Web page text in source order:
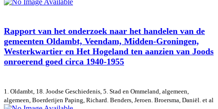
Rapport van het onderzoek naar het handelen van de
gemeenten Oldambt, Veendam, Midden-Groningen,
Westerkwartier en Het Hogeland ten aanzien van Joods
onroerend goed circa 1940-1955
1. Oldambt, 18. Joodse Geschiedenis, 5. Stad en Ommeland, algemeen,
algemeen, Boerderijen Paping, Richard. Benders, Jeroen. Broersma, Daniël. et al